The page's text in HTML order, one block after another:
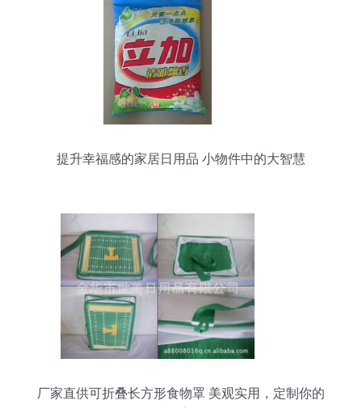
提升幸福感的家居日用品 小物件中的大智慧
厂家直供可折叠长方形食物罩 美观实用，定制你的